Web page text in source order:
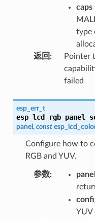
caps
type
返回 :
Pointer
failed
esp_err_t
panel , const
Configure how to
RGB and YUV.
参数: panel
YUV